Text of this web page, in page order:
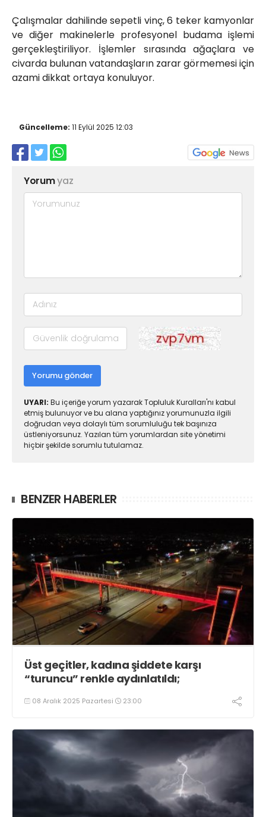
Çalışmalar dahilinde sepetli vinç, 6 teker kamyonlar
ve diğer makinelerle profesyonel budama işlemi
gerçekleştiriliyor. İşlemler sırasında ağaçlara ve
civarda bulunan vatandaşların zarar görmemesi için
azami dikkat ortaya konuluyor.
Güncelleme: 11 Eylül 2025 12:03
Yorumyaz
Yorumu gönder
UYARI: Bu içeriğe yorum yazarak Topluluk Kuralları'nı kabul
etmiş bulunuyor ve bu alana yaptığınız yorumunuzla ilgili
doğrudan veya dolaylı tüm sorumluluğu tek başınıza
üstleniyorsunuz. Yazılan tüm yorumlardan site yönetimi
hiçbir şekilde sorumlu tutulamaz.
BENZER HABERLER
Üst geçitler, kadına şiddete karşı
“turuncu” renkle aydınlatıldı;
08 Aralık 2025 Pazartesi 23:00